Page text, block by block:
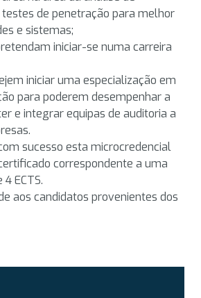
de penetração para melhor
e sistemas;
iniciar-se numa carreira
iniciar uma especialização em
para poderem desempenhar a
e integrar equipas de auditoria a
sucesso esta microcredencial
correspondente a uma
ECTS.
aos candidatos provenientes dos